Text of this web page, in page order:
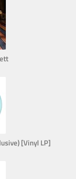
[Vinyl LP]